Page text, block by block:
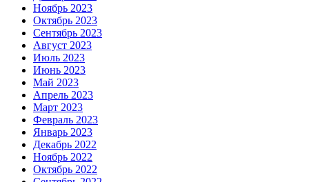
Ноябрь 2023
Октябрь 2023
Сентябрь 2023
Август 2023
Июль 2023
Июнь 2023
Май 2023
Апрель 2023
Март 2023
Февраль 2023
Январь 2023
Декабрь 2022
Ноябрь 2022
Октябрь 2022